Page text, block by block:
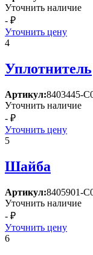
Уточнить наличие
- ₽
Уточнить цену
4
Уплотнитель
Артикул:8403445-
Уточнить наличие
- ₽
Уточнить цену
5
Шайба
Артикул:8405901-
Уточнить наличие
- ₽
Уточнить цену
6